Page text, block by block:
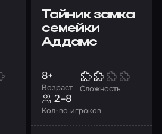
Тайник замка
семейки
Аддамс
Возраст
8+
Сложность
Кол-во игроков
2–8